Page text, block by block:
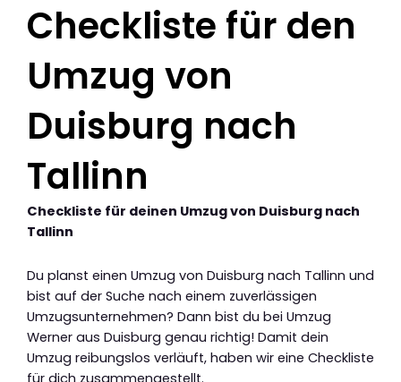
Checkliste für den
Umzug von
Duisburg nach
Tallinn
Checkliste für deinen Umzug von Duisburg nach
Tallinn
Du planst einen Umzug von Duisburg nach Tallinn und
bist auf der Suche nach einem zuverlässigen
Umzugsunternehmen? Dann bist du bei Umzug
Werner aus Duisburg genau richtig! Damit dein
Umzug reibungslos verläuft, haben wir eine Checkliste
für dich zusammengestellt.